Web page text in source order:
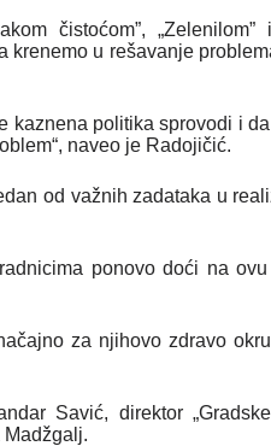
čistoćom”,
u rešavanje
kaznena politika sprovodi i
naveo je Radojičić.
od važnih zadataka u
ponovo doći na
za njihovo zdravo
Savić, direktor
Madžgalj.